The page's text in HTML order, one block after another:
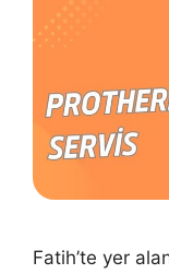
Fatih’te yer